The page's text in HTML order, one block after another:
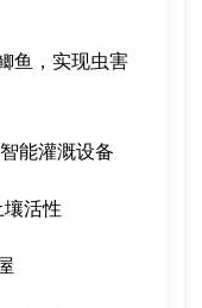
鱼，实现虫害
能灌溉设备
活性